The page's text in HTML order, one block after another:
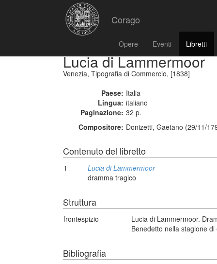
Corago
Opere Eventi Libretti
Lucia di Lammermoor
Venezia, Tipografia di Commercio, [1838]
Paese: Italia
Lingua: italiano
Paginazione: 32 p.
Compositore: Donizetti, Gaetano (29/11/
Contenuto del libretto
1
Lucia di Lammermoor
dramma tragico
Struttura
frontespizio
Lucia di Lammermoor.
Benedetto nella stagione
Bibliografia